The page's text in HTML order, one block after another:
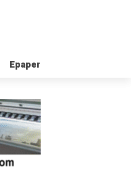
Epaper
Epaper